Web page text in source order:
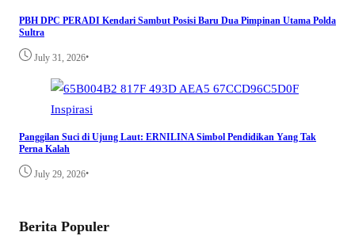
PBH DPC PERADI Kendari Sambut Posisi Baru Dua Pimpinan Utama Polda
Sultra
July 31, 2026•
Inspirasi
Panggilan Suci di Ujung Laut: ERNILINA Simbol Pendidikan Yang Tak
Perna Kalah
July 29, 2026•
Berita Populer